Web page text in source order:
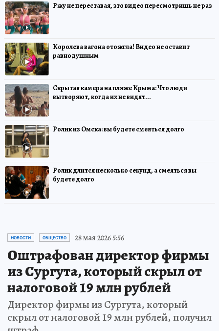
Ржу не переставая, это видео пересмотришь не раз
Королева вагона отожгла! Видео не оставит
равнодушным
Скрытая камера на пляже Крыма: Что люди
вытворяют, когда их не видят...
Ролик из Омска: вы будете смеяться долго
Ролик длится несколько секунд, а смеяться вы
будете долго
НОВОСТИ ОБЩЕСТВО 28 мая 2026 5:56
Оштрафован директор фирмы
из Сургута, который скрыл от
налоговой 19 млн рублей
Директор фирмы из Сургута, который
скрыл от налоговой 19 млн рублей, получил